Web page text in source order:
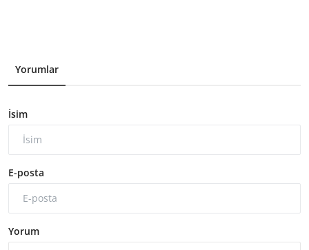
Yorumlar
İsim
E-posta
Yorum